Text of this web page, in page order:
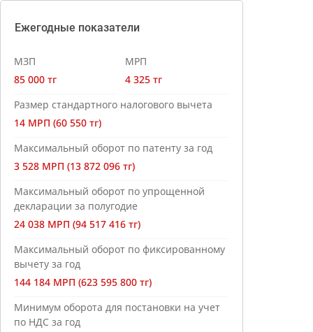
Ежегодные показатели
МЗП
85 000 тг
МРП
4 325 тг
Размер стандартного налогового вычета
14 МРП (60 550 тг)
Максимальный оборот по патенту за год
3 528 МРП (13 872 096 тг)
Максимальный оборот по упрощенной
декларации за полугодие
24 038 МРП (94 517 416 тг)
Максимальный оборот по фиксированному
вычету за год
144 184 МРП (623 595 800 тг)
Минимум оборота для постановки на учет
по НДС за год